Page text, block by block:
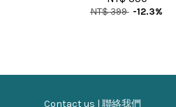
NT$ 399 -12.3%
Contact us | 聯絡我們